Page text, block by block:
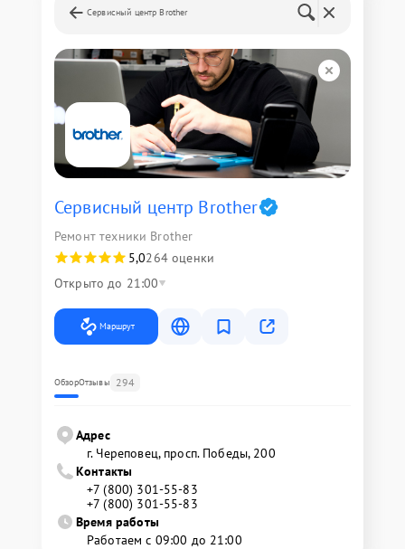
Сервисный центр Brother
Сервисный центр Brother
Ремонт техники Brother
5,0264 оценки
Открыто до 21:00
Маршрут
ОбзорОтзывы 294
Адрес
г. Череповец, просп. Победы, 200
Контакты
+7 (800) 301-55-83
+7 (800) 301-55-83
Время работы
Работаем с 09:00 до 21:00